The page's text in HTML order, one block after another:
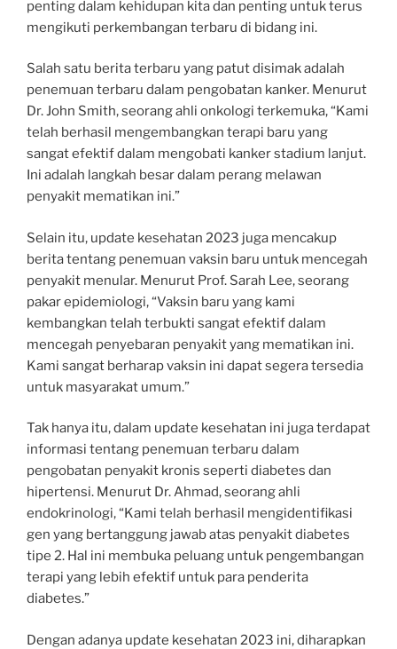
penting dalam kehidupan kita dan penting untuk terus
mengikuti perkembangan terbaru di bidang ini.
Salah satu berita terbaru yang patut disimak adalah
penemuan terbaru dalam pengobatan kanker. Menurut
Dr. John Smith, seorang ahli onkologi terkemuka, “Kami
telah berhasil mengembangkan terapi baru yang
sangat efektif dalam mengobati kanker stadium lanjut.
Ini adalah langkah besar dalam perang melawan
penyakit mematikan ini.”
Selain itu, update kesehatan 2023 juga mencakup
berita tentang penemuan vaksin baru untuk mencegah
penyakit menular. Menurut Prof. Sarah Lee, seorang
pakar epidemiologi, “Vaksin baru yang kami
kembangkan telah terbukti sangat efektif dalam
mencegah penyebaran penyakit yang mematikan ini.
Kami sangat berharap vaksin ini dapat segera tersedia
untuk masyarakat umum.”
Tak hanya itu, dalam update kesehatan ini juga terdapat
informasi tentang penemuan terbaru dalam
pengobatan penyakit kronis seperti diabetes dan
hipertensi. Menurut Dr. Ahmad, seorang ahli
endokrinologi, “Kami telah berhasil mengidentifikasi
gen yang bertanggung jawab atas penyakit diabetes
tipe 2. Hal ini membuka peluang untuk pengembangan
terapi yang lebih efektif untuk para penderita
diabetes.”
Dengan adanya update kesehatan 2023 ini, diharapkan